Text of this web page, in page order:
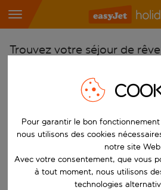
Trouvez votre séjour de rêve
Choisissez votre aéroport
Commencez à taper pour la saisie
Choisissez votre destination
Vers
Choisissez vos dates
Quand
Pour garantir le bon
nous utilisons des cookies
notre site
Avec votre consentement, que vous
à tout moment, nous utilisons
technologies